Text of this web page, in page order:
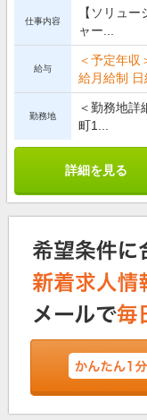
仕事内容
【ソリュ
ャー...
給与
＜予定年収
給月給制
勤務地
＜勤務地詳
町1...
詳細を見る